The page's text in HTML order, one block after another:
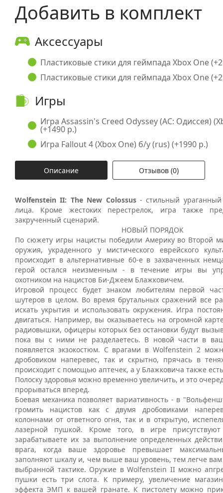
Добавить в комплект
Аксессуары
Пластиковые стики для геймпада Xbox One
Пластиковые стики для геймпада Xbox One
Игры
Игра Assassin's Creed Odyssey (AC: Одиссея)
(+1490 р.)
Игра Fallout 4 (Xbox One) б/у (rus) (+1990 р.)
Описание Отзывов (0)
Wolfenstein II: The New Colossus- стильный
лица. Кроме жестоких перестрелок, игра также
закрученный сценарий.
НОВЫЙ ПОРЯДОК
По сюжету игры нацисты победили Америку во Второй
оружия, украденного у мистического еврейского
происходит в альтернативные 60-е в захваченных
герой остался неизменным - в течение игры вы
охотником на нацистов Би-Джеем Блажковичем.
Игровой процесс будет знаком любителям первой
шутеров в целом. Во время брутальных сражений все
искать укрытия и использовать окружения. Игра
двигаться. Например, вы оказываетесь на огромной
радиовышки, офицеры которых без остановки будут
пока вы с ними не разделаетесь. В новой части в
появляется экзокостюм. С врагами в Wolfenstein 2
дробовиком наперевес, так и скрытно, прячась в
происходит с помощью аптечек, а у Блажковича также
Полоску здоровья можно временно увеличить, и это
прорываться вперед.
Боевая механика позволяет вариативность - в
громить нацистов как с двумя дробовиками
колоннами от ответного огня, так и в открытую,
лазерной пушкой. Кроме того, в игре
зарабатываете их за выполнение определенных
врага, когда ваше здоровье превышает
заполняют шкалу и, чем выше ваш уровень, тем легче
выбранной тактике. Оружие в Wolfenstein II можно
пушки есть три слота. К примеру, увеличение
эффекта ЭМП к вашей гранате. К пистолету можно